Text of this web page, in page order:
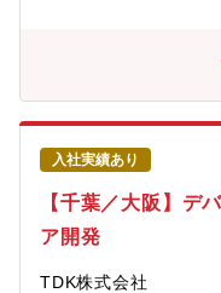
適化を図ることで、実効
性向上」を最終成果とし
貫して推進し、持続的に
ただきます。■（3） 主
テム構成の整理および課
ペレーション／システム
導入方針の設計・初期設
行リード・顧客・社内・
プロジェクト進捗・品
■（4） やりがい◎ “ツー
に据えた本質的なDX推
入社実績あり
【千葉／大阪】デ
ア開発
TDK株式会社